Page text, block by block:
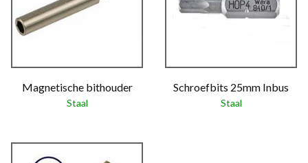
Magnetische bithouder
Staal
Schroefbits 25mm Inbus
Staal